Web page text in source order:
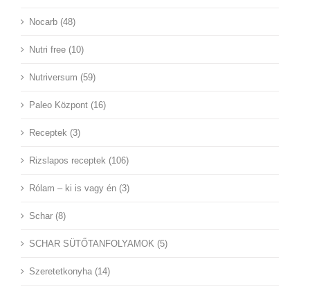
Nocarb (48)
Nutri free (10)
Nutriversum (59)
Paleo Központ (16)
Receptek (3)
Rizslapos receptek (106)
Rólam – ki is vagy én (3)
Schar (8)
SCHAR SÜTŐTANFOLYAMOK (5)
Szeretetkonyha (14)